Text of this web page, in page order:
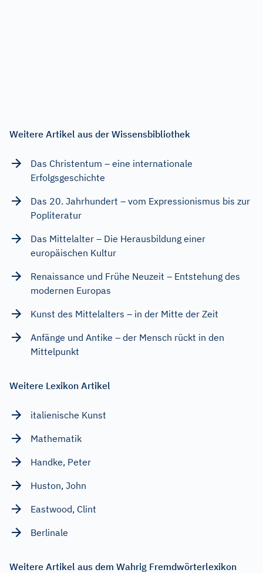
Weitere Artikel aus der Wissensbibliothek
Das Christentum – eine internationale
Erfolgsgeschichte
Das 20. Jahrhundert – vom Expressionismus bis zur
Popliteratur
Das Mittelalter – Die Herausbildung einer
europäischen Kultur
Renaissance und Frühe Neuzeit – Entstehung des
modernen Europas
Kunst des Mittelalters – in der Mitte der Zeit
Anfänge und Antike – der Mensch rückt in den
Mittelpunkt
Weitere Lexikon Artikel
italienische Kunst
Mathematik
Handke, Peter
Huston, John
Eastwood, Clint
Berlinale
Weitere Artikel aus dem Wahrig Fremdwörterlexikon